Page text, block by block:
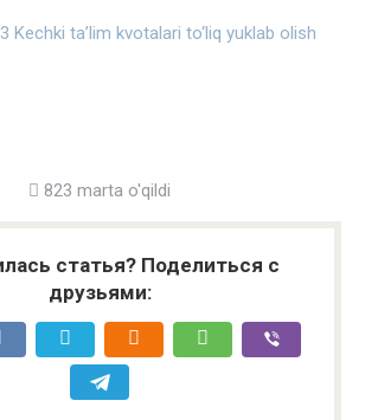
Kechki ta’lim kvotalari to‘liq yuklab olish
823 marta o'qildi
статья? Поделиться с
друзьями: